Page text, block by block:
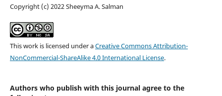
Copyright (c) 2022 Sheeyma A. Salman
This work is licensed under aCreative Commons Attribution-
NonCommercial-ShareAlike 4.0 International License.
Authors who publish with this journal agree to the